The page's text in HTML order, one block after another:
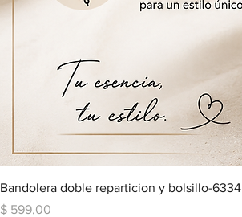
Bandolera doble reparticion y bolsillo-6334
Precio
$ 599,00